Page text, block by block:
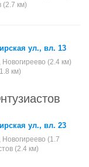
(2.7 км)
ул., вл. 13
(2.4 км)
км)
ул., вл. 23
(1.7
(2.4 км)